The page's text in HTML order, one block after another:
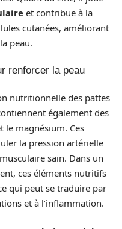
et contribue à la
cutanées, améliorant
peau.
renforcer la peau
nutritionnelle des pattes
également des
le magnésium. Ces
la pression artérielle
sain. Dans un
ces éléments nutritifs
qui peut se traduire par
et à l’inflammation.